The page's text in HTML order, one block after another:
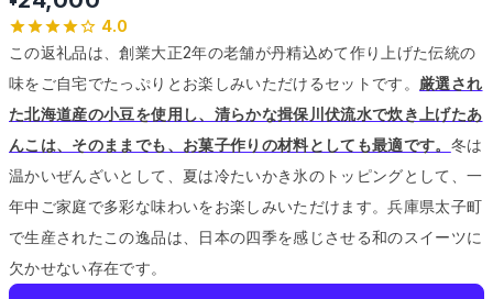
4.0
この返礼品は、創業大正2年の老舗が丹精込めて作り上げた伝統の
味をご自宅でたっぷりとお楽しみいただけるセットです。 厳選され
た北海道産の小豆を使用し、清らかな揖保川伏流水で炊き上げたあ
んこは、そのままでも、お菓子作りの材料としても最適です。 冬は
温かいぜんざいとして、夏は冷たいかき氷のトッピングとして、一
年中ご家庭で多彩な味わいをお楽しみいただけます。兵庫県太子町
で生産されたこの逸品は、日本の四季を感じさせる和のスイーツに
欠かせない存在です。